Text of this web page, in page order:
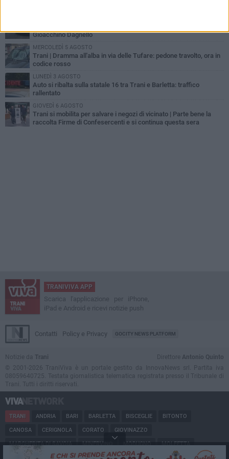
Gioacchino Dagnello
MERCOLEDÌ 5 AGOSTO
Trani | Dramma all'alba in via delle Tufare: pedone travolto, ora in
codice rosso
LUNEDÌ 3 AGOSTO
Auto si ribalta sulla statale 16 tra Trani e Barletta: traffico
rallentato
GIOVEDÌ 6 AGOSTO
Trani si mobilita per salvare i negozi di vicinato | Parte bene la
raccolta Firme di Confesercenti e si continua questa sera
TRANIVIVA APP
Scarica l'applicazione per iPhone,
iPad e Android e ricevi notizie push
Contatti Policy e Privacy GOCITY NEWS PLATFORM
Notizie da Trani Direttore Antonio Quinto
© 2001-2026 TraniViva è un portale gestito da InnovaNews srl. Partita iva
08059640725. Testata giornalistica telematica registrata presso il Tribunale di
Trani. Tutti i diritti riservati.
TRANI ANDRIA BARI BARLETTA BISCEGLIE BITONTO
CANOSA CERIGNOLA CORATO GIOVINAZZO
MARGHERITA DI SAVOIA MINERVINO MODUGNO MOLFETTA